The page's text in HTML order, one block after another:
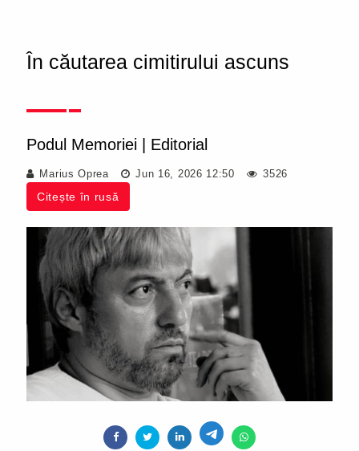
În căutarea cimitirului ascuns
Podul Memoriei Editorial
Marius Oprea Jun 16, 2026 12:50 3526
Citește în rusă